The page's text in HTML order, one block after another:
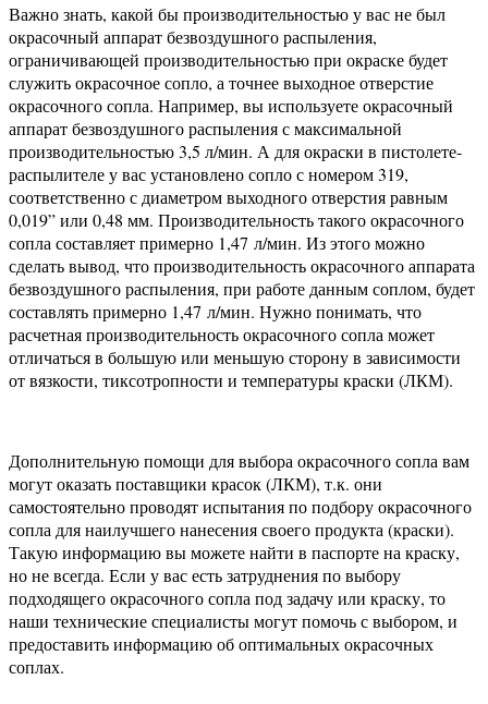
Важно знать, какой бы производительностью у вас не был
окрасочный аппарат безвоздушного распыления,
ограничивающей производительностью при окраске будет
служить окрасочное сопло, а точнее выходное отверстие
окрасочного сопла. Например, вы используете окрасочный
аппарат безвоздушного распыления с максимальной
производительностью 3,5 л/мин. А для окраски в пистолете-
распылителе у вас установлено сопло с номером 319,
соответственно с диаметром выходного отверстия равным
0,019” или 0,48 мм. Производительность такого окрасочного
сопла составляет примерно 1,47 л/мин. Из этого можно
сделать вывод, что производительность окрасочного аппарата
безвоздушного распыления, при работе данным соплом, будет
составлять примерно 1,47 л/мин. Нужно понимать, что
расчетная производительность окрасочного сопла может
отличаться в большую или меньшую сторону в зависимости
от вязкости, тиксотропности и температуры краски (ЛКМ).
Дополнительную помощи для выбора окрасочного сопла вам
могут оказать поставщики красок (ЛКМ), т.к. они
самостоятельно проводят испытания по подбору окрасочного
сопла для наилучшего нанесения своего продукта (краски).
Такую информацию вы можете найти в паспорте на краску,
но не всегда. Если у вас есть затруднения по выбору
подходящего окрасочного сопла под задачу или краску, то
наши технические специалисты могут помочь с выбором, и
предоставить информацию об оптимальных окрасочных
соплах.